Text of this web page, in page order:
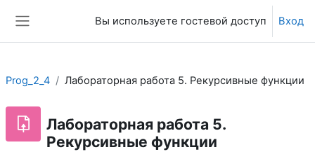
Вы используете гостевой доступ Вход
Prog_2_4 Лабораторная работа 5. Рекурсивные функции
Лабораторная работа 5.
Рекурсивные функции